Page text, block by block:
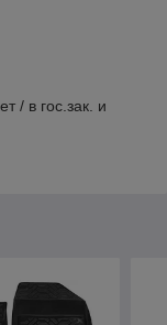
/ в гос.зак. и